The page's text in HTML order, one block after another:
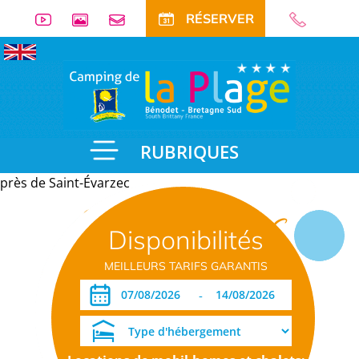
RÉSERVER
RUBRIQUES
Disponibilités
MEILLEURS TARIFS GARANTIS
-
près de Saint-Évarzec
Informations
pratiques